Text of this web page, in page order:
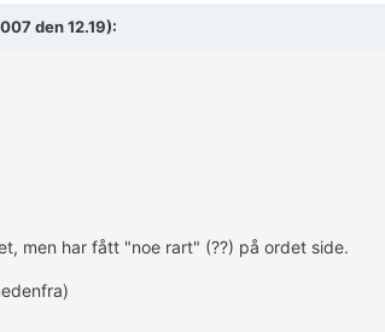
den 12.19):
men har fått "noe rart" (??) på ordet side.